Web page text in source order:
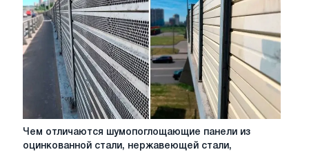
и
почему
стоит
выбрать?
Чем
Чем отличаются шумопоглощающие панели из
оцинкованной стали, нержавеющей стали,